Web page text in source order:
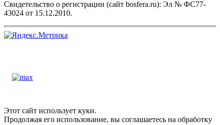
Свидетельство о регистрации (сайт bosfera.ru): Эл № ФС77-
43024 от 15.12.2010.
Этот сайт использует куки.
Продолжая его использование, вы соглашаетесь на обработку